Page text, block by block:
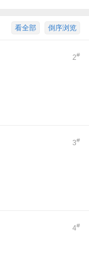
倒序浏览
看全部
2#
3#
4#